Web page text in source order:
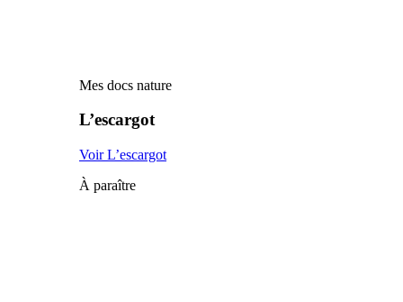
Mes docs nature
L’escargot
Voir L’escargot
À paraître